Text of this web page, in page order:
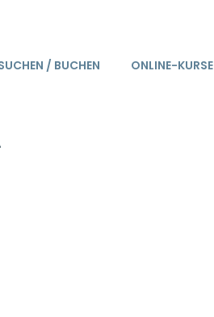
/ BUCHEN ONLINE-KURSE